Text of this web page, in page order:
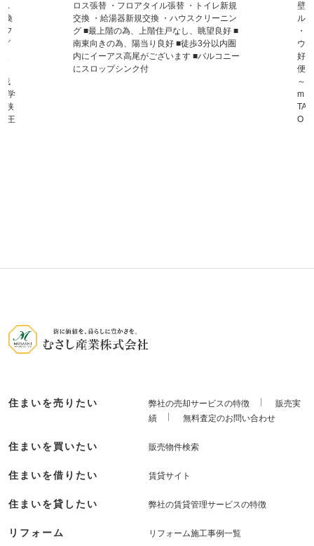
換
フ
グ
浅
学
狭
王
ロス張替 ・フロアタイル張替 ・トイレ新規
交換 ・給湯器新規交換 ・ハウスクリーニン
グ ■最上階の為、上階住戸なし、眺望良好 ■
南東向きの為、陽当り良好 ■徒歩3分以内圏
内にイーアス高尾がございます ■バルコニー
にスロップシンク付
壁
ル
・
ウ
好
便
～
m
O・
住まいを売りたい 弊社の売却サービスの特徴
販売実
績
無料査定のお問い合わせ
住まいを買いたい 販売物件検索
住まいを借りたい 賃貸サイト
住まいを貸したい 弊社の賃貸管理サービスの特徴
リフォーム リフォーム施工事例一覧